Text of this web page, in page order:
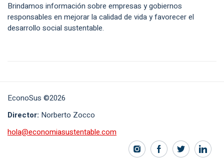
Brindamos información sobre empresas y gobiernos
responsables en mejorar la calidad de vida y favorecer el
desarrollo social sustentable.
EconoSus ©2026
Director: Norberto Zocco
hola@economiasustentable.com